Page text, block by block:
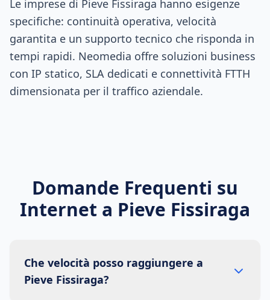
Le imprese di Pieve Fissiraga hanno esigenze
specifiche: continuità operativa, velocità
garantita e un supporto tecnico che risponda in
tempi rapidi. Neomedia offre soluzioni business
con IP statico, SLA dedicati e connettività FTTH
dimensionata per il traffico aziendale.
Domande Frequenti su
Internet a Pieve Fissiraga
Che velocità posso raggiungere a
Pieve Fissiraga?